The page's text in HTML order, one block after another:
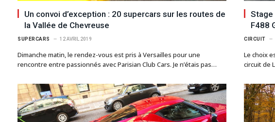
Un convoi d’exception : 20 supercars sur les routes de
la Vallée de Chevreuse
SUPERCARS 12 AVRIL 2019
Dimanche matin, le rendez-vous est pris à Versailles pour une
rencontre entre passionnés avec Parisian Club Cars. Je n’étais pas…
Stage
F488
CIRCUIT
Le choix
circuit de